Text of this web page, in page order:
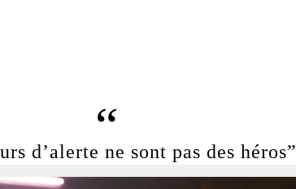
d’alerte ne sont pas des héros”